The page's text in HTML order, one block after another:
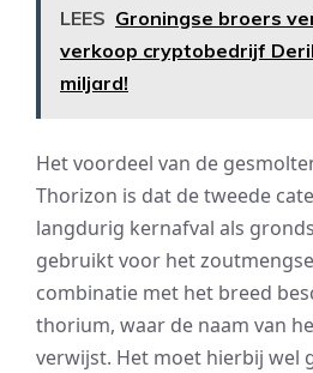
LEES Groningse broers
verkoop cryptobedrijf
miljard!
Het voordeel van de
Thorizon is dat de tweede
langdurig kernafval als
gebruikt voor het
combinatie met het breed
thorium, waar de naam van
verwijst. Het moet hierbij wel